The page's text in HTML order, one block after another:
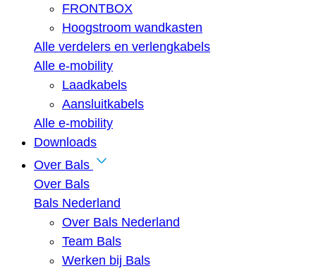
FRONTBOX
Hoogstroom wandkasten
Alle verdelers en verlengkabels
Alle e-mobility
Laadkabels
Aansluitkabels
Alle e-mobility
Downloads
Over Bals
Over Bals
Bals Nederland
Over Bals Nederland
Team Bals
Werken bij Bals